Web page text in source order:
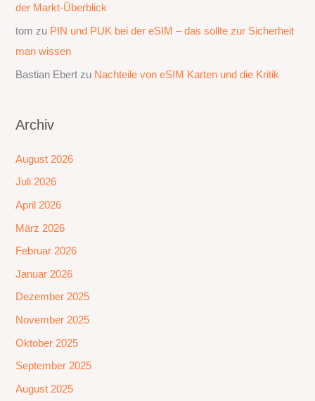
der Markt-Überblick
tom zu PIN und PUK bei der eSIM – das sollte zur Sicherheit
man wissen
Bastian Ebert zu Nachteile von eSIM Karten und die Kritik
Archiv
August 2026
Juli 2026
April 2026
März 2026
Februar 2026
Januar 2026
Dezember 2025
November 2025
Oktober 2025
September 2025
August 2025